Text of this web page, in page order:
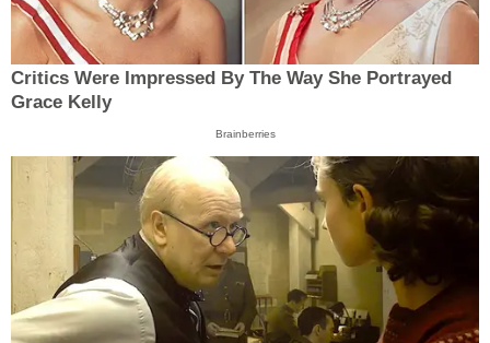
Critics Were Impressed By The Way She Portrayed
Grace Kelly
Brainberries